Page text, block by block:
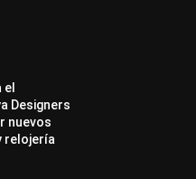
Pedro Pérez
Técnico
Perspectiva
Sin categoría
Sucesos
Designers
nuevos
relojería